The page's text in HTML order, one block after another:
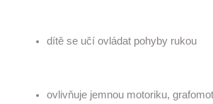
dítě se učí ovládat pohyby rukou
ovlivňuje jemnou motoriku,